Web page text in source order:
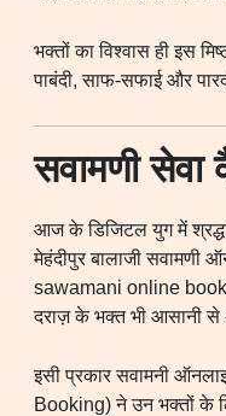
भक्तों का विश्वास ही इस
पाबंदी, साफ-सफाई और
सवामणी
आज के डिजिटल युग में
मेहंदीपुर बालाजी
sawamani online
दराज़ के भक्त भी आसानी
इसी प्रकार सवामनी
Booking) ने उन भक्तों के